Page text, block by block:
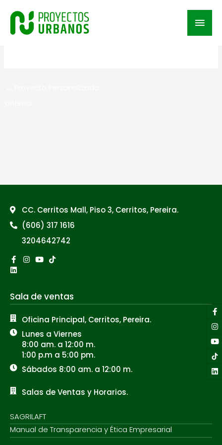
contenido
CC. Cerritos Mall, Piso 3, Cerritos, Pereira.
(606) 317 1616
3204642742
Facebook-
f
Instagram
Youtube
Tiktok
Linkedin
Sala de ventas
Oficina Principal, Cerritos, Pereira.
Lunes a Viernes
8:00 am. a 12:00 m.
1:00 p.m a 5:00 pm.
Sábados 8:00 am. a 12:00 m.
Salas de Ventas y Horarios.
SAGRILAFT
Manual de Transparencia y Ética Empresarial
f